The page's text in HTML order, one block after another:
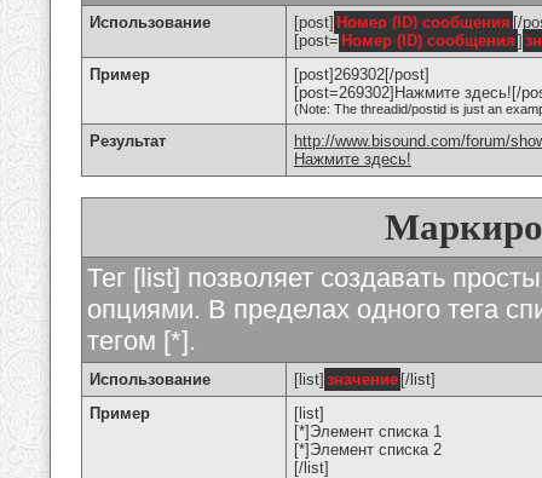
Использование [post] Номер (ID) сообщения [/
[post= Номер (ID) сообщения ]
Пример
[post]269302[/post]
[post=269302]Нажмите здесь![/
(Note: The threadid/postid is just an
Результат
http://www.bisound.com/forum/
Нажмите здесь!
Тег [list] позволяет создавать
опциями. В пределах одного тега
тегом [*].
Использование [list] значение [/list]
Пример
[list]
[*]Элемент списка 1
[*]Элемент списка 2
[/list]